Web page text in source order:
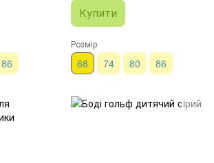
86
Купити
Розмір
68 74 80 86